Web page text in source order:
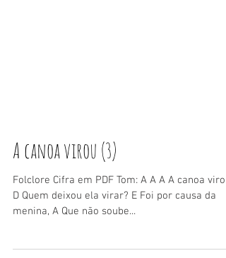
A canoa virou (3)
Folclore Cifra em PDF Tom: A A A A canoa virou,
menina, A Que não soube...